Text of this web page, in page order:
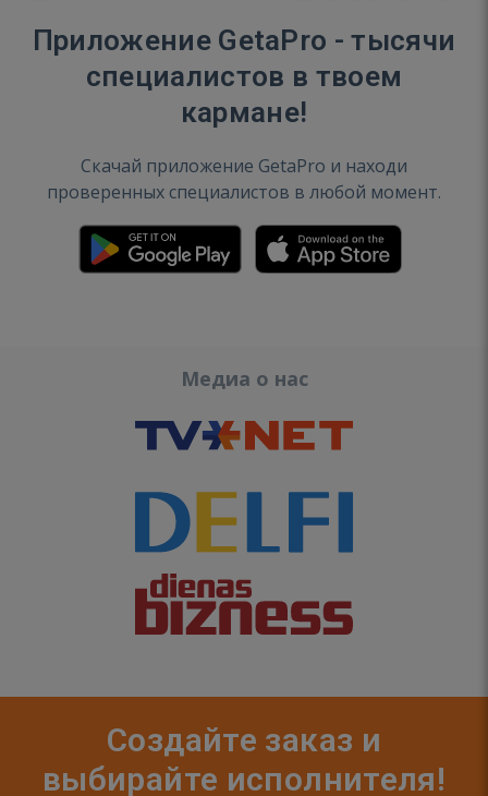
Приложение GetaPro - тысячи
специалистов в твоем
кармане!
Скачай приложение GetaPro и находи
проверенных специалистов в любой момент.
Медиа о нас
Создайте заказ и
выбирайте исполнителя!